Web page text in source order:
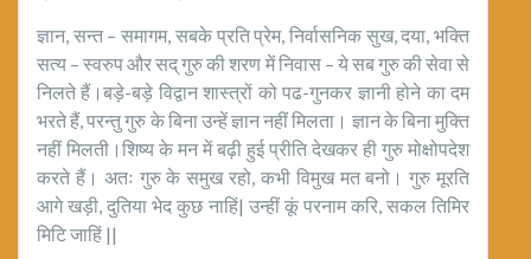
ज्ञान, सन्त – समागम, सबके प्रति प्रेम, निर्वासनिक सुख, दया, भक्ति
सत्य – स्वरुप और सद् गुरु की शरण में निवास – ये सब गुरु की सेवा से
निलते हैं।बड़े-बड़े विद्वान शास्त्रों को पढ-गुनकर ज्ञानी होने का दम
भरते हैं, परन्तु गुरु के बिना उन्हें ज्ञान नहीं मिलता। ज्ञान के बिना मुक्ति
नहीं मिलती।शिष्य के मन में बढ़ी हुई प्रीति देखकर ही गुरु मोक्षोपदेश
करते हैं। अतः गुरु के समुख रहो, कभी विमुख मत बनो। गुरु मूरति
आगे खड़ी, दुतिया भेद कुछ नाहिं| उन्हीं कूं परनाम करि, सकल तिमिर
मिटि जाहिं ||